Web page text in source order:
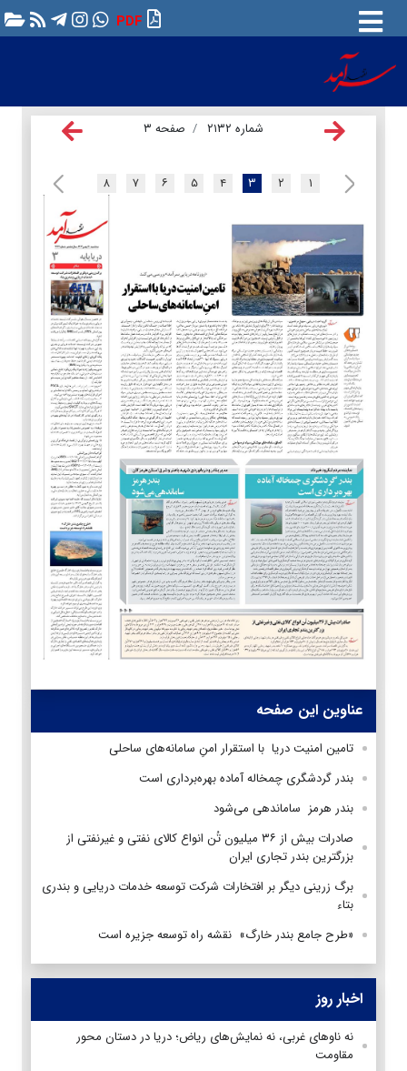
PDF
شماره ۲۱۳۲ صفحه ۳
۱ ۲ ۳ ۴ ۵ ۶ ۷ ۸
عناوین این صفحه
تامین امنیت دریا با استقرار امنِ سامانه‌های ساحلی
بندر گردشگری چمخاله آماده بهره‌برداری است
بندر هرمز ساماندهی می‌شود
صادرات بیش از ۳۶ میلیون تُن انواع کالای نفتی و غیرنفتی از
بزرگترین بندر تجاری ایران
برگ زرینی دیگر بر افتخارات شرکت توسعه خدمات دریایی و بندری
بتاء
«طرح جامع بندر خارگ» نقشه راه توسعه جزیره است
اخبار روز
نه ناوهای غربی، نه نمایش‌های ریاض؛ دریا در دستان محور
مقاومت